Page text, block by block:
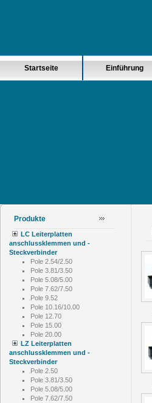
Startseite Einführung
Produkte
LC Leiterplatten
anschlussklemmen und -
Steckverbinder
Pole 2.54/2.50
Pole 3.81/3.50
Pole 5.08/5.00
Pole 7.62/7.50
Pole 9.52
Pole 10.16/10.00
Pole 12.70
Pole 15.00
Pole 20.00
LZ Leiterplatten
anschlussklemmen und -
Steckverbinder
Pole 2.50
Pole 3.81/3.50
Pole 5.08/5.00
Pole 7.62/7.50